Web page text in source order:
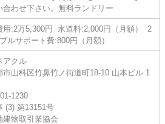
合わせ下さい。無料ランドリー
用:2万5,300円 水道料:2,000円（月額） 2
ルサポート費:800円（月額）
アクル
市山科区竹鼻竹ノ街道町18-10 山本ビル 1
1230
(3) 第13151号
建物取引業協会